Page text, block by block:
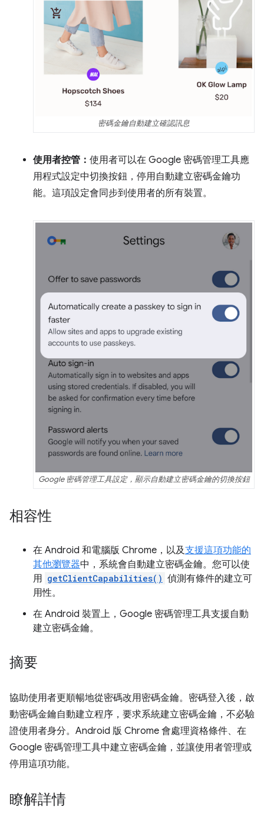
密碼金鑰自動建立確認訊息
使用者控管： 使用者可以在 Google 密碼管理工具應
用程式設定中切換按鈕，停用自動建立密碼金鑰功
能。這項設定會同步到使用者的所有裝置。
Google 密碼管理工具設定，顯示自動建立密碼金鑰的切換按鈕
相容性
在 Android 和電腦版 Chrome，以及支援這項功能的
其他瀏覽器中，系統會自動建立密碼金鑰。您可以使
用 getClientCapabilities() 偵測有條件的建立可
用性。
在 Android 裝置上，Google 密碼管理工具支援自動
建立密碼金鑰。
摘要
協助使用者更順暢地從密碼改用密碼金鑰。密碼登入後，啟
動密碼金鑰自動建立程序，要求系統建立密碼金鑰，不必驗
證使用者身分。Android 版 Chrome 會處理資格條件、在
Google 密碼管理工具中建立密碼金鑰，並讓使用者管理或
停用這項功能。
瞭解詳情